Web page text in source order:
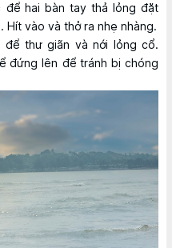
để hai bàn tay thả lỏng đặt
Hít vào và thở ra nhẹ nhàng.
thư giãn và nới lỏng cổ.
đứng lên để tránh bị chóng